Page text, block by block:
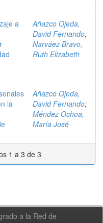
a
Añazco Ojeda,
David Fernando;
Narváez Bravo,
Ruth Elizabeth
la
Añazco Ojeda,
David Fernando;
Méndez Ochoa,
María José
1 a 3 de 3
a la Red de